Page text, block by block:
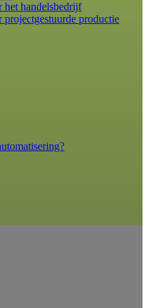
het handelsbedrijf
projectgestuurde productie